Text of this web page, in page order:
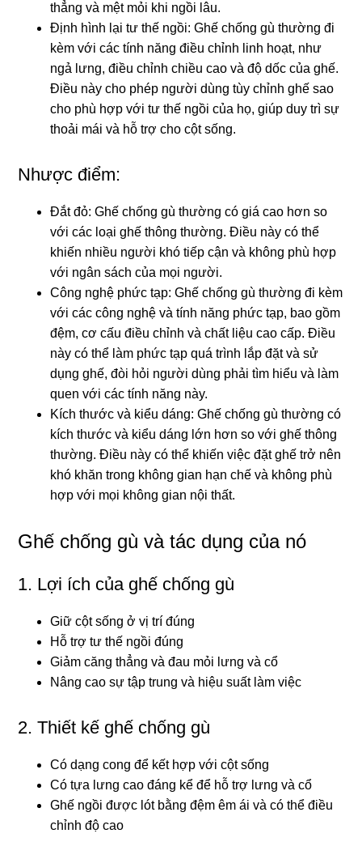
thẳng và mệt mỏi khi ngồi lâu.
Định hình lại tư thế ngồi: Ghế chống gù thường đi
kèm với các tính năng điều chỉnh linh hoạt, như
ngả lưng, điều chỉnh chiều cao và độ dốc của ghế.
Điều này cho phép người dùng tùy chỉnh ghế sao
cho phù hợp với tư thế ngồi của họ, giúp duy trì sự
thoải mái và hỗ trợ cho cột sống.
Nhược điểm:
Đắt đỏ: Ghế chống gù thường có giá cao hơn so
với các loại ghế thông thường. Điều này có thể
khiến nhiều người khó tiếp cận và không phù hợp
với ngân sách của mọi người.
Công nghệ phức tạp: Ghế chống gù thường đi kèm
với các công nghệ và tính năng phức tạp, bao gồm
đệm, cơ cấu điều chỉnh và chất liệu cao cấp. Điều
này có thể làm phức tạp quá trình lắp đặt và sử
dụng ghế, đòi hỏi người dùng phải tìm hiểu và làm
quen với các tính năng này.
Kích thước và kiểu dáng: Ghế chống gù thường có
kích thước và kiểu dáng lớn hơn so với ghế thông
thường. Điều này có thể khiến việc đặt ghế trở nên
khó khăn trong không gian hạn chế và không phù
hợp với mọi không gian nội thất.
Ghế chống gù và tác dụng của nó
1. Lợi ích của ghế chống gù
Giữ cột sống ở vị trí đúng
Hỗ trợ tư thế ngồi đúng
Giảm căng thẳng và đau mỏi lưng và cổ
Nâng cao sự tập trung và hiệu suất làm việc
2. Thiết kế ghế chống gù
Có dạng cong để kết hợp với cột sống
Có tựa lưng cao đáng kể để hỗ trợ lưng và cổ
Ghế ngồi được lót bằng đệm êm ái và có thể điều
chỉnh độ cao